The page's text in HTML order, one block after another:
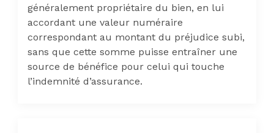
généralement propriétaire du bien, en lui
accordant une valeur numéraire
correspondant au montant du préjudice subi,
sans que cette somme puisse entraîner une
source de bénéfice pour celui qui touche
l’indemnité d’assurance.